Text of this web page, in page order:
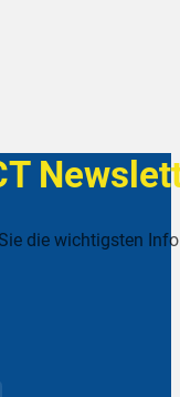
die wichtigsten